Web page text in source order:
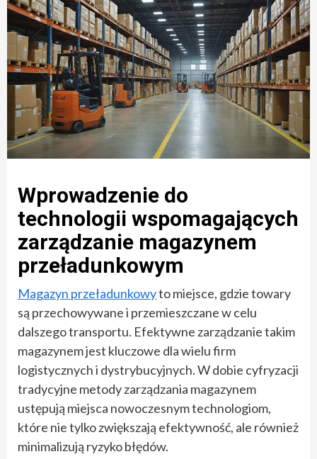
Wprowadzenie do
technologii wspomagających
zarządzanie magazynem
przeładunkowym
Magazyn przeładunkowyto miejsce, gdzie towary
są przechowywane i przemieszczane w celu
dalszego transportu. Efektywne zarządzanie takim
magazynem jest kluczowe dla wielu firm
logistycznych i dystrybucyjnych. W dobie cyfryzacji
tradycyjne metody zarządzania magazynem
ustępują miejsca nowoczesnym technologiom,
które nie tylko zwiększają efektywność, ale również
minimalizują ryzyko błędów.